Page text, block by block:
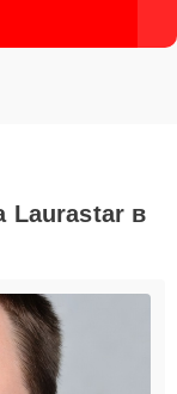
Laurastar в